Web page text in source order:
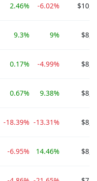
2.46% -6.02%
9.3% 9%
0.17% -4.99%
0.67% 9.38%
-18.39% -13.31%
-6.95% 14.46%